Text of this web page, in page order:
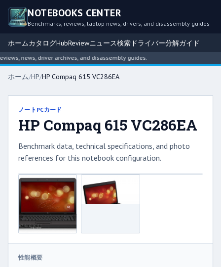
NOTEBOOKS CENTER
Benchmarks, reviews, laptop news, drivers, and disassembly guides
ホームカタログHubReviewニュース検索 ドライバー分解ガイド
news, driver archives, and disassembly guides.
ホーム/HP/HP Compaq 615 VC286EA
ノートPCカード
HP Compaq 615 VC286EA
Benchmark data, technical specifications, and photo
references for this notebook configuration.
性能概要